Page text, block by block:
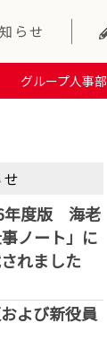
らせ
グループ人事部
年度版 海老
ノート」に
れました
よび新役員